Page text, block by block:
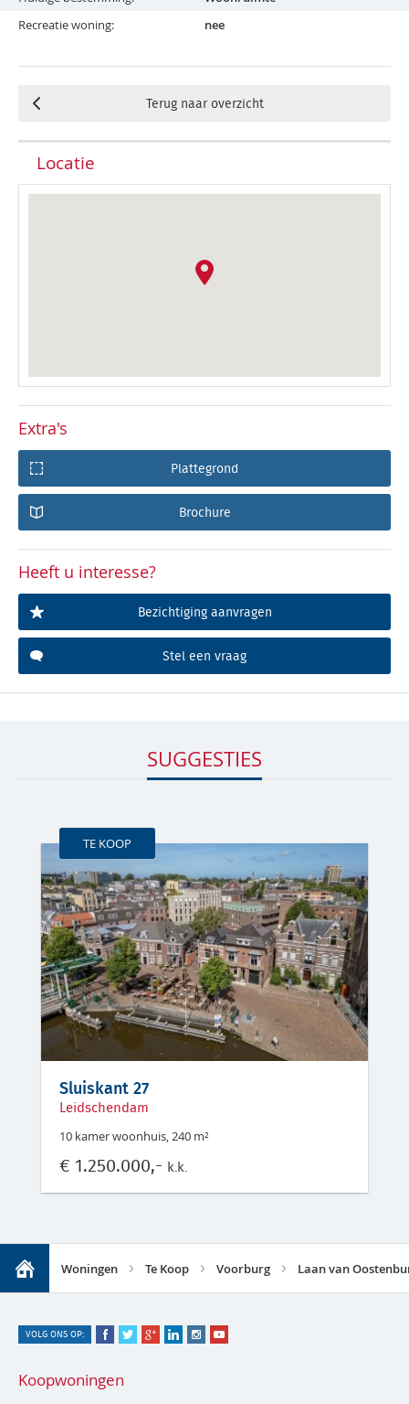
Recreatie woning
nee
Terug naar overzicht
Locatie
Extra's
Plattegrond
Brochure
Heeft u interesse?
Bezichtiging aanvragen
Stel een vraag
SUGGESTIES
TE KOOP
Sluiskant 27
Leidschendam
10 kamer woonhuis, 240 m²
€ 1.250.000,- k.k.
Woningen Te Koop Voorburg Laan van
VOLG ONS OP:
Koopwoningen